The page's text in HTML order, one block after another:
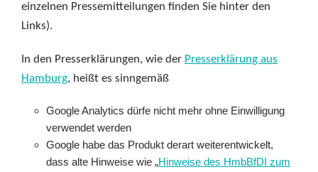
einzelnen Pressemitteilungen finden Sie hinter den
Links).
In den Presserklärungen, wie der Presserklärung aus
Hamburg, heißt es sinngemäß
Google Analytics dürfe nicht mehr ohne Einwilligung
verwendet werden
Google habe das Produkt derart weiterentwickelt,
dass alte Hinweise wie „Hinweise des HmbBfDI zum